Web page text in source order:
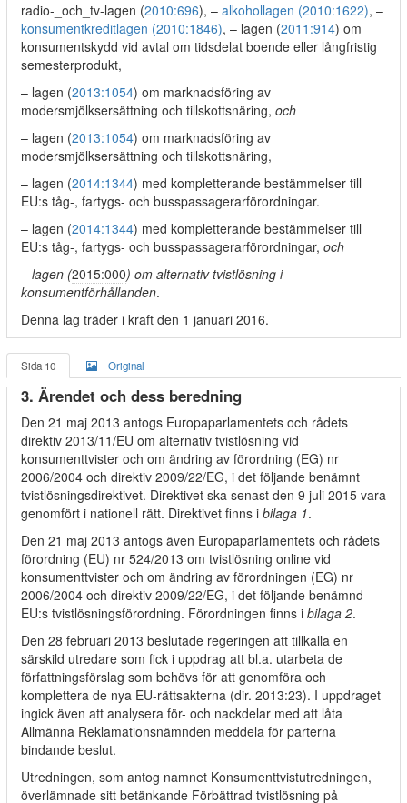
radio-_och_tv-lagen (2010:696), – alkohollagen (2010:1622), –
konsumentkreditlagen (2010:1846), – lagen (2011:914) om
konsumentskydd vid avtal om tidsdelat boende eller långfristig
semesterprodukt,
– lagen (2013:1054) om marknadsföring av
modersmjölksersättning och tillskottsnäring, och
– lagen (2013:1054) om marknadsföring av
modersmjölksersättning och tillskottsnäring,
– lagen (2014:1344) med kompletterande bestämmelser till
EU:s tåg-, fartygs- och busspassagerarförordningar.
– lagen (2014:1344) med kompletterande bestämmelser till
EU:s tåg-, fartygs- och busspassagerarförordningar, och
– lagen (2015:000) om alternativ tvistlösning i
konsumentförhållanden.
Denna lag träder i kraft den 1 januari 2016.
Sida 10 Original
3. Ärendet och dess beredning
Den 21 maj 2013 antogs Europaparlamentets och rådets
direktiv 2013/11/EU om alternativ tvistlösning vid
konsumenttvister och om ändring av förordning (EG) nr
2006/2004 och direktiv 2009/22/EG, i det följande benämnt
tvistlösningsdirektivet. Direktivet ska senast den 9 juli 2015 vara
genomfört i nationell rätt. Direktivet finns i bilaga 1.
Den 21 maj 2013 antogs även Europaparlamentets och rådets
förordning (EU) nr 524/2013 om tvistlösning online vid
konsumenttvister och om ändring av förordningen (EG) nr
2006/2004 och direktiv 2009/22/EG, i det följande benämnd
EU:s tvistlösningsförordning. Förordningen finns i bilaga 2.
Den 28 februari 2013 beslutade regeringen att tillkalla en
särskild utredare som fick i uppdrag att bl.a. utarbeta de
författningsförslag som behövs för att genomföra och
komplettera de nya EU-rättsakterna (dir. 2013:23). I uppdraget
ingick även att analysera för- och nackdelar med att låta
Allmänna Reklamationsnämnden meddela för parterna
bindande beslut.
Utredningen, som antog namnet Konsumenttvistutredningen,
överlämnade sitt betänkande Förbättrad tvistlösning på